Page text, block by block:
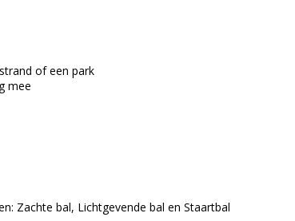
of een park
mee
Zachte bal, Lichtgevende bal en Staartbal